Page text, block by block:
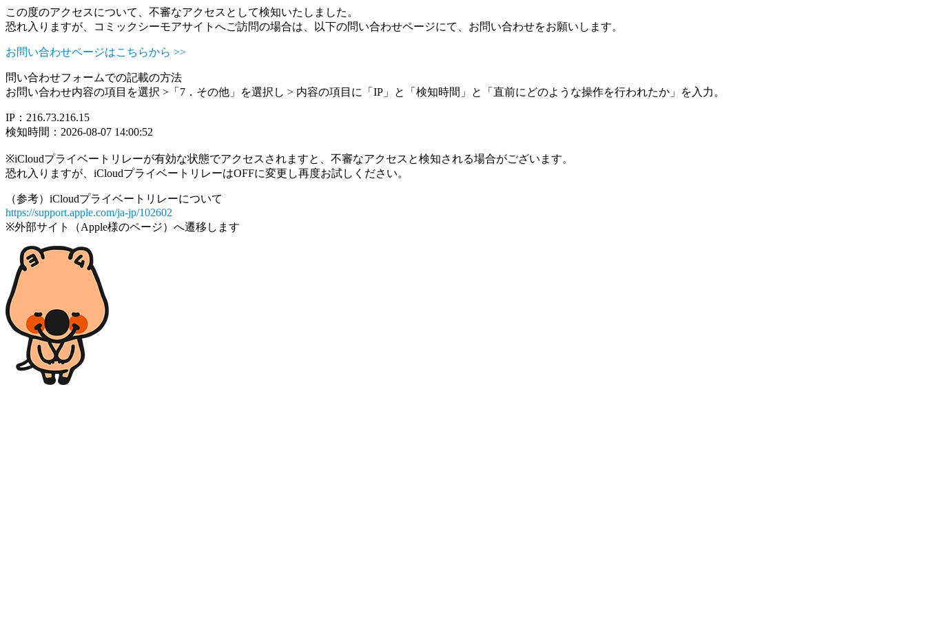
この度のアクセスについて、不審なアクセスとして検知いたしました。
恐れ入りますが、コミックシーモアサイトへご訪問の場合は、以下の問い合わせページにて、お問い合わせをお願いします。
お問い合わせページはこちらから >>
問い合わせフォームでの記載の方法
お問い合わせ内容の項目を選択 >「7．その他」を選択し > 内容の項目に「IP」と「検知時間」と「直前にどのような操作を行われたか」を入力。
IP：216.73.216.15
検知時間：2026-08-07 14:00:52
※iCloudプライベートリレーが有効な状態でアクセスされますと、不審なアクセスと検知される場合がございます。
恐れ入りますが、iCloudプライベートリレーはOFFに変更し再度お試しください。
（参考）iCloudプライベートリレーについて
https://support.apple.com/ja-jp/102602
※外部サイト（Apple様のページ）へ遷移します